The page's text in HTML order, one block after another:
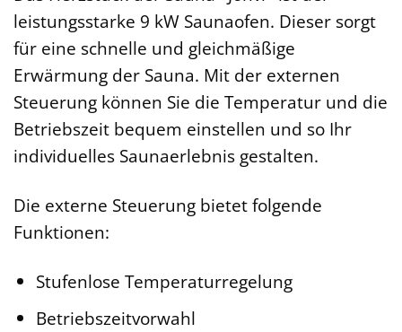
leistungsstarke 9 kW Saunaofen. Dieser sorgt
für eine schnelle und gleichmäßige
Erwärmung der Sauna. Mit der externen
Steuerung können Sie die Temperatur und die
Betriebszeit bequem einstellen und so Ihr
individuelles Saunaerlebnis gestalten.
Die externe Steuerung bietet folgende
Funktionen:
Stufenlose Temperaturregelung
Betriebszeitvorwahl